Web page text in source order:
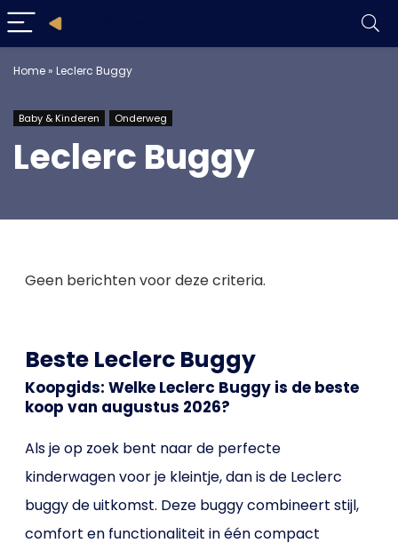
Home» Leclerc Buggy
Baby & Kinderen Onderweg
Leclerc Buggy
Geen berichten voor deze criteria.
Beste Leclerc Buggy
Koopgids: Welke Leclerc Buggy is de beste
koop van augustus 2026?
Als je op zoek bent naar de perfecte
kinderwagen voor je kleintje, dan is de Leclerc
buggy de uitkomst. Deze buggy combineert stijl,
comfort en functionaliteit in één compact